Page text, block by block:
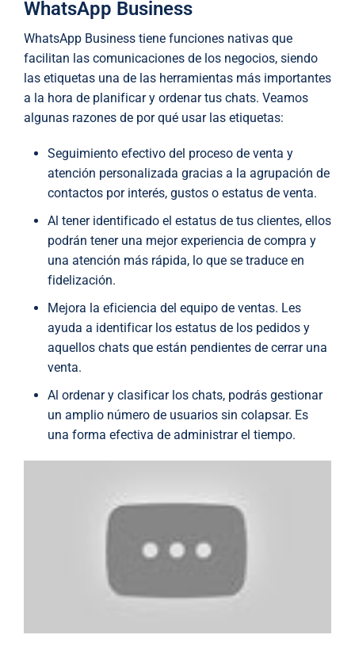
WhatsApp Business
WhatsApp Business tiene funciones nativas que
facilitan las comunicaciones de los negocios, siendo
las etiquetas una de las herramientas más importantes
a la hora de planificar y ordenar tus chats. Veamos
algunas razones de por qué usar las etiquetas:
Seguimiento efectivo del proceso de venta y
atención personalizada gracias a la agrupación de
contactos por interés, gustos o estatus de venta.
Al tener identificado el estatus de tus clientes, ellos
podrán tener una mejor experiencia de compra y
una atención más rápida, lo que se traduce en
fidelización.
Mejora la eficiencia del equipo de ventas. Les
ayuda a identificar los estatus de los pedidos y
aquellos chats que están pendientes de cerrar una
venta.
Al ordenar y clasificar los chats, podrás gestionar
un amplio número de usuarios sin colapsar. Es
una forma efectiva de administrar el tiempo.